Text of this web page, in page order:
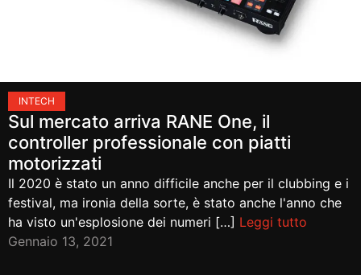
INTECH
Sul mercato arriva RANE One, il
controller professionale con piatti
motorizzati
Il 2020 è stato un anno difficile anche per il clubbing e i
festival, ma ironia della sorte, è stato anche l'anno che
ha visto un'esplosione dei numeri […] Leggi tutto
Gennaio 13, 2021